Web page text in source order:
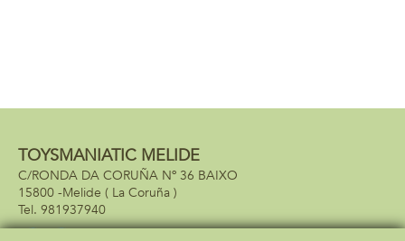
TOYSMANIATIC MELIDE
C/RONDA DA CORUÑA Nº 36 BAIXO
15800 -Melide ( La Coruña )
981937940